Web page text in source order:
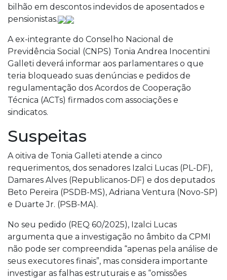
bilhão em descontos indevidos de aposentados e
pensionistas.
A ex-integrante do Conselho Nacional de
Previdência Social (CNPS) Tonia Andrea Inocentini
Galleti deverá informar aos parlamentares o que
teria bloqueado suas denúncias e pedidos de
regulamentação dos Acordos de Cooperação
Técnica (ACTs) firmados com associações e
sindicatos.
Suspeitas
A oitiva de Tonia Galleti atende a cinco
requerimentos, dos senadores Izalci Lucas (PL-DF),
Damares Alves (Republicanos-DF) e dos deputados
Beto Pereira (PSDB-MS), Adriana Ventura (Novo-SP)
e Duarte Jr. (PSB-MA).
No seu pedido (REQ 60/2025), Izalci Lucas
argumenta que a investigação no âmbito da CPMI
não pode ser compreendida “apenas pela análise de
seus executores finais”, mas considera importante
investigar as falhas estruturais e as “omissões